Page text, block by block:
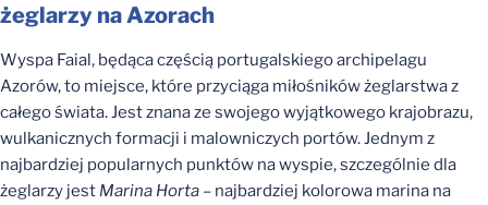
żeglarzy na Azorach
Wyspa Faial, będąca częścią portugalskiego archipelagu
Azorów, to miejsce, które przyciąga miłośników żeglarstwa z
całego świata. Jest znana ze swojego wyjątkowego krajobrazu,
wulkanicznych formacji i malowniczych portów. Jednym z
najbardziej popularnych punktów na wyspie, szczególnie dla
żeglarzy jest Marina Horta – najbardziej kolorowa marina na